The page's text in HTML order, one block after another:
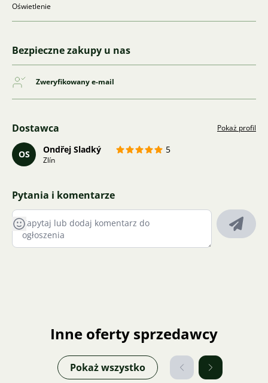
Oświetlenie
Bezpieczne zakupy u nas
Zweryfikowany e-mail
Dostawca Pokaż profil
OS Ondřej Sladký 5
Zlín
Pytania i komentarze
Inne oferty sprzedawcy
Pokaż wszystko